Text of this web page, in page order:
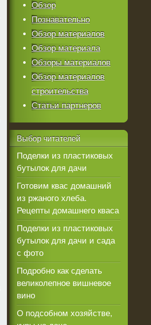
Обзор
Познавательно
Обзор материалов
Обзор материала
Обзоры материалов
Обзор материалов
строительства
Статьи партнеров
Выборчитателей
Поделки из пластиковых
бутылок для дачи
Готовим квас домашний
из ржаного хлеба.
Рецепты домашнего кваса
Поделки из пластиковых
бутылок для дачи и сада
с фото
Подробно как сделать
великолепное вишневое
вино
О подсобном хозяйстве,